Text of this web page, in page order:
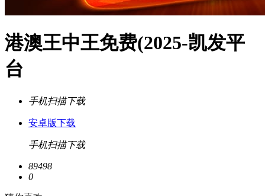
港澳王中王免费(2025-凯发平
台
手机扫描下载
安卓版下载
手机扫描下载
89498
0